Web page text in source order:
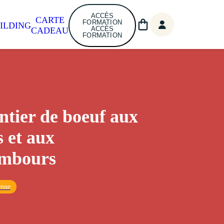
CARTE
CADEAU
ACCÈS
FORMATION
ACCÈS
FORMATION
de boeuf aux
et aux